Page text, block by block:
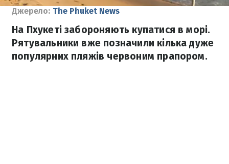
Джерело: The Phuket News
На Пхукеті забороняють купатися в морі.
Рятувальники вже позначили кілька дуже
популярних пляжів червоним прапором.